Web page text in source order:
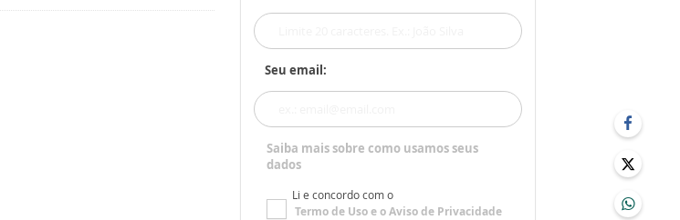
Seu email:
Saiba mais sobre como usamos seus
dados
Li e concordo com o
Termo de Usoe oAviso de Privacidade